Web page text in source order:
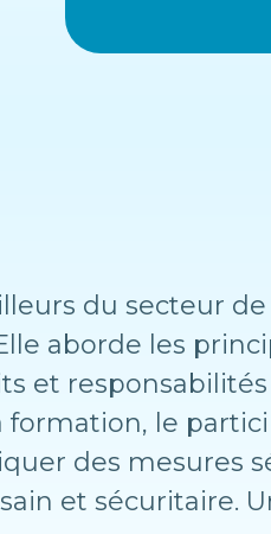
du secteur
aborde les
et
le
des mesures
et sécuritaire.